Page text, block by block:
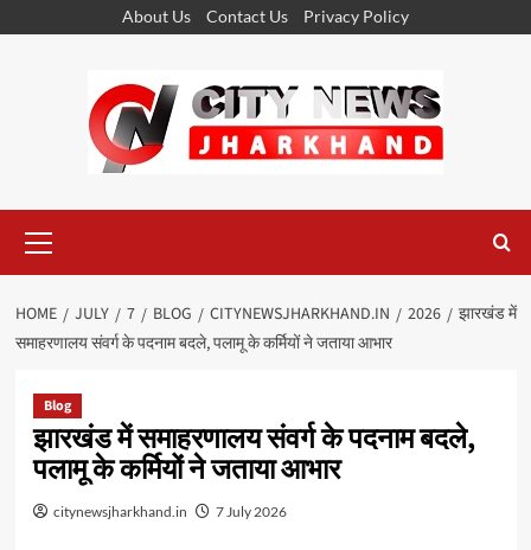
About Us Contact Us Privacy Policy
Menu
HOME JULY 7 BLOG CITYNEWSJHARKHAND.IN 2026
झारखंड में
समाहरणालय संवर्ग के पदनाम बदले, पलामू के कर्मियों ने जताया आभार
Blog
झारखंड में समाहरणालय संवर्ग के पदनाम बदले,
पलामू के कर्मियों ने जताया आभार
citynewsjharkhand.in 7 July 2026